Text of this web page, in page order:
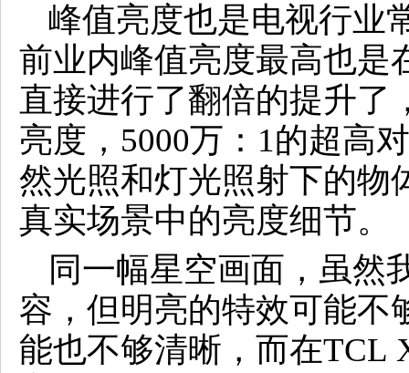
峰值亮度也是电视行业
前业内峰值亮度最高也是
直接进行了翻倍的提升了
亮度，5000万：1的超高
然光照和灯光照射下的物
真实场景中的亮度细节。
同一幅星空画面，虽然
容，但明亮的特效可能不
能也不够清晰，而在TCL